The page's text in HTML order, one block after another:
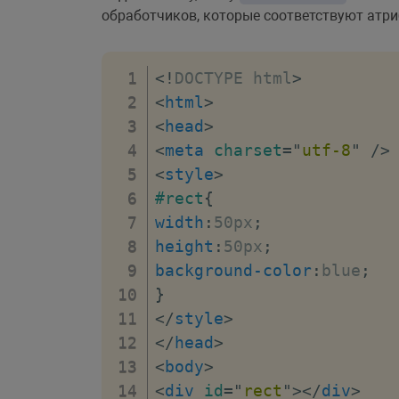
обработчиков, которые соответствуют
<! DOCTYPE html>
<html>
<head>
<meta charset="utf-8"
/>
<style>
#rect{
width : 50px ;
height : 50px ;
background-color : blue ;
}
</style>
</ head>
<body>
<div id=" rect "></div>